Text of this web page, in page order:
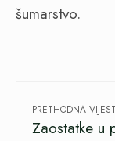
šumarstvo.
PRETHODNA VIJEST
Zaostatke u